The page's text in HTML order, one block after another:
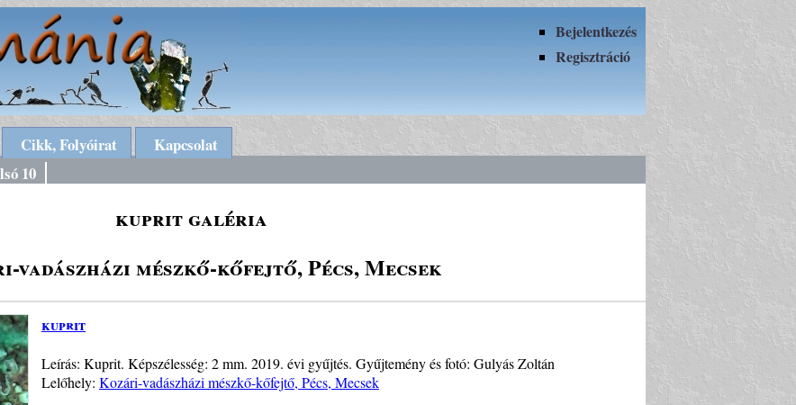
Bejelentkezés
Regisztráció
Cikk, Folyóirat
Kapcsolat
10
kuprit galéria
vadászházi mészkő-kőfejtő, Pécs, Mecsek
kuprit
Leírás: Kuprit. Képszélesség: 2 mm. 2019. évi gyűjtés. Gyűjtemény és fotó: Gulyás Zoltán
Lelőhely: Kozári-vadászházi mészkő-kőfejtő, Pécs, Mecsek